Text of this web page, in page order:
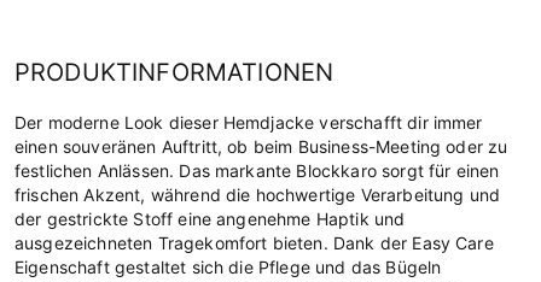
PRODUKTINFORMATIONEN
Der moderne Look dieser Hemdjacke verschafft dir immer
einen souveränen Auftritt, ob beim Business-Meeting oder zu
festlichen Anlässen. Das markante Blockkaro sorgt für einen
frischen Akzent, während die hochwertige Verarbeitung und
der gestrickte Stoff eine angenehme Haptik und
ausgezeichneten Tragekomfort bieten. Dank der Easy Care
Eigenschaft gestaltet sich die Pflege und das Bügeln